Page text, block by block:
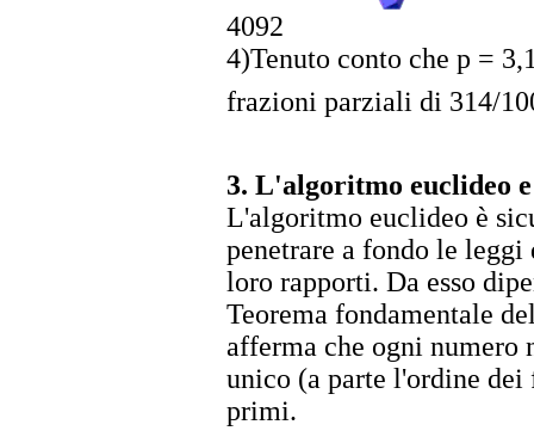
4092
4)Tenuto conto che p =
frazioni parziali di 314/
3. L'algoritmo euclideo
L'algoritmo euclideo è
penetrare a fondo le
loro rapporti. Da esso
Teorema fondamentale
afferma che ogni numero
unico (a parte l'ordine
primi.